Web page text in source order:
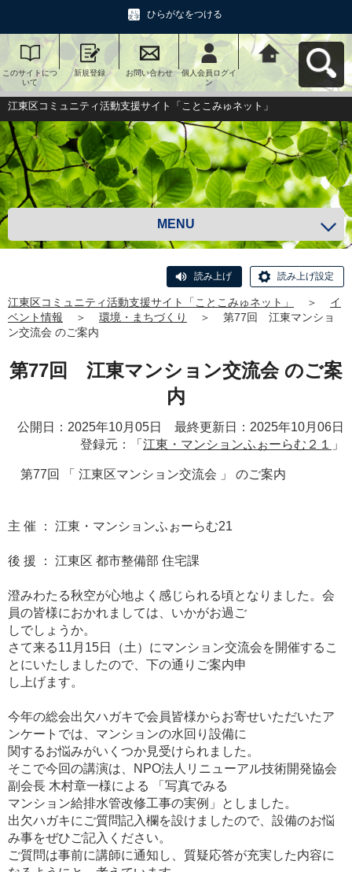
ひらがなをつける
このサイトにつ
いて
新規登録 お問い合わせ
個人会員ログイ
ン
江東区コミュニ
ティ活動支援サ
イト「ことこみ
ゅネット」へ戻
る
江東区コミュニティ活動支援サイト「ことこみゅネット」
MENU
読み上げ 読み上げ設定
江東区コミュニティ活動支援サイト「ことこみゅネット」 ＞
イ
ベント情報
＞ 環境・まちづくり ＞
第77回 江東マンショ
ン交流会 のご案内
第77回 江東マンション交流会 のご案
内
公開日：2025年10月05日 最終更新日：2025年10月06日
登録元：「 江東・マンションふぉーらむ２１ 」
第77回 「 江東区マンション交流会 」 のご案内
主 催 ： 江東・マンションふぉーらむ21
後 援 ： 江東区 都市整備部 住宅課
澄みわたる秋空が心地よく感じられる頃となりました。会
員の皆様におかれましては、いかがお過ご
しでしょうか。
さて来る11月15日（土）にマンション交流会を開催するこ
とにいたしましたので、下の通りご案内申
し上げます。
今年の総会出欠ハガキで会員皆様からお寄せいただいたア
ンケートでは、マンションの水回り設備に
関するお悩みがいくつか見受けられました。
そこで今回の講演は、NPO法人リニューアル技術開発協会
副会長 木村章一様による 「写真でみる
マンション給排水管改修工事の実例」としました。
出欠ハガキにご質問記入欄を設けましたので、設備のお悩
み事をぜひご記入ください。
ご質問は事前に講師に通知し、質疑応答が充実した内容に